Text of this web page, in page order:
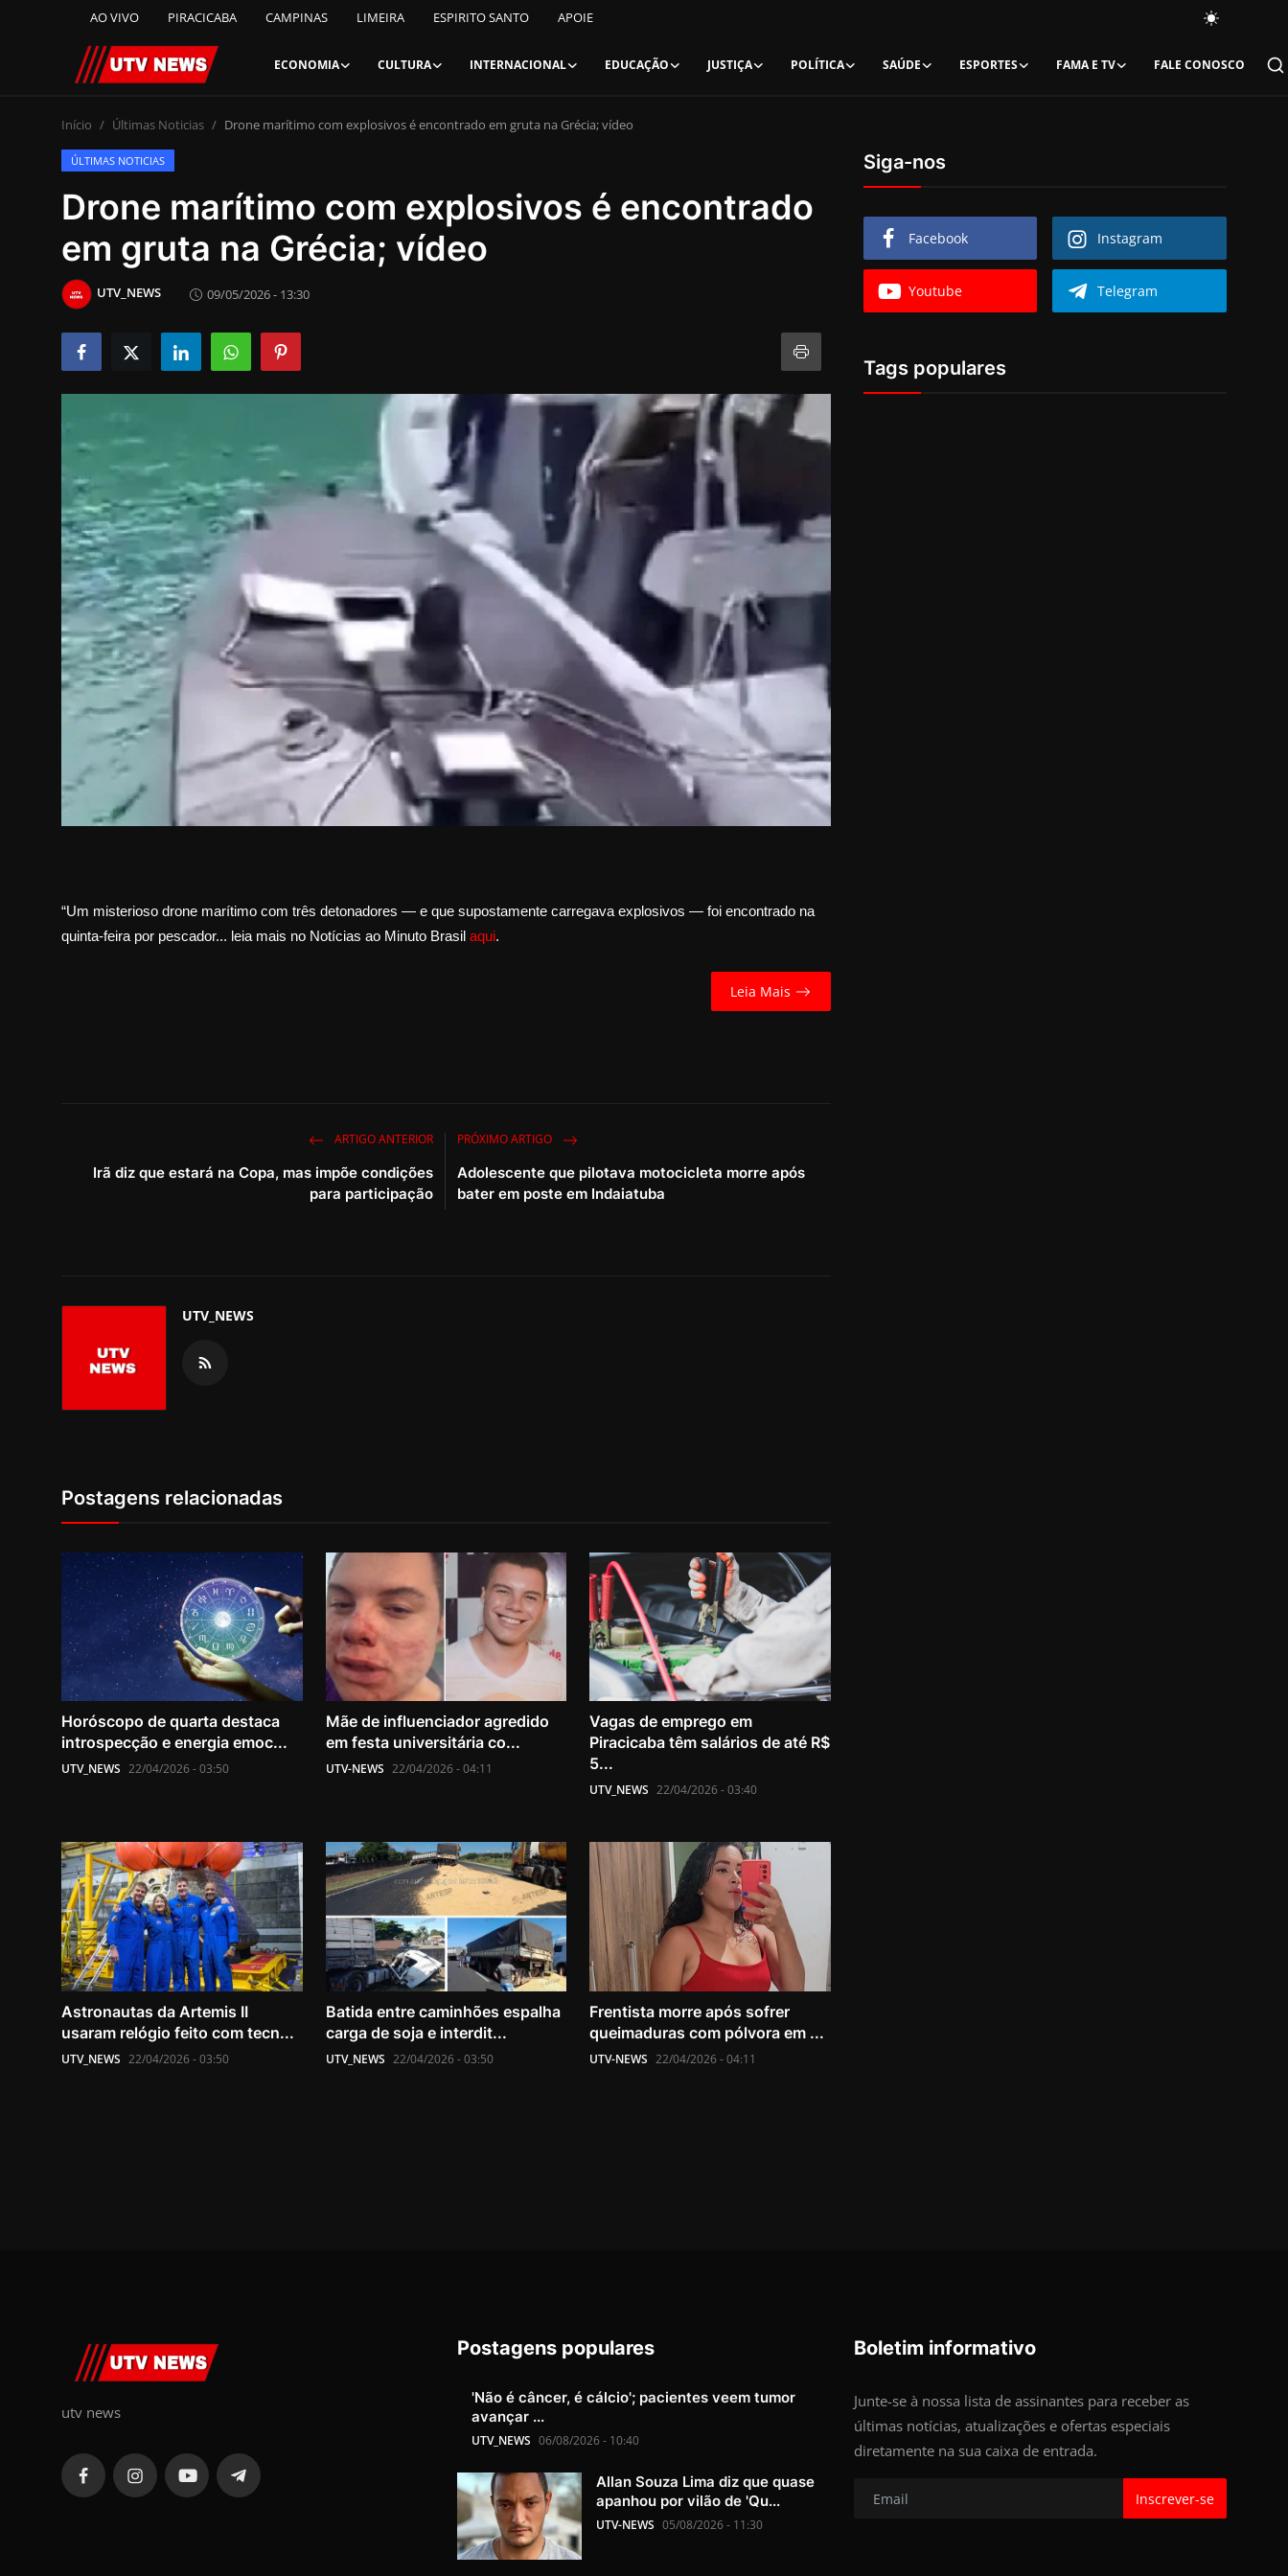
AO VIVO PIRACICABA CAMPINAS LIMEIRA ESPIRITO SANTO APOIE
ECONOMIA CULTURA INTERNACIONAL EDUCAÇÃO JUSTIÇA POLÍTICA SAÚDE ESPORTES FAMA E TV FALE CONOSCO
AO VIVO
PIRACICABA
CAMPINAS
LIMEIRA
ESPIRITO SANTO
Economia
Internacional
Educação
Justiça
Política
Fama e TV
FALE CONOSCO
Início Últimas Noticias Drone marítimo com explosivos é encontrado em gruta na Grécia; vídeo
ÚLTIMAS NOTICIAS
Drone marítimo com explosivos é encontrado
em gruta na Grécia; vídeo
UTV_NEWS 09/05/2026 - 13:30
“Um misterioso drone marítimo com três detonadores — e que supostamente carregava explosivos — foi encontrado na
quinta-feira por pescador... leia mais no Notícias ao Minuto Brasil aqui.
Leia Mais
ARTIGO ANTERIOR
Irã diz que estará na Copa, mas impõe condições
para participação
PRÓXIMO ARTIGO
Adolescente que pilotava motocicleta morre após
bater em poste em Indaiatuba
UTV_NEWS
Postagens relacionadas
Horóscopo de quarta destaca
introspecção e energia emoc...
UTV_NEWS 22/04/2026 - 03:50
Mãe de influenciador agredido
em festa universitária co...
UTV-NEWS 22/04/2026 - 04:11
Vagas de emprego em
Piracicaba têm salários de até R$
5...
UTV_NEWS 22/04/2026 - 03:40
Astronautas da Artemis II
usaram relógio feito com tecn...
UTV_NEWS 22/04/2026 - 03:50
Batida entre caminhões espalha
carga de soja e interdit...
UTV_NEWS 22/04/2026 - 03:50
Frentista morre após sofrer
queimaduras com pólvora em ...
UTV-NEWS 22/04/2026 - 04:11
Siga-nos
Facebook Instagram
Youtube Telegram
Tags populares
utv news
Postagens populares
'Não é câncer, é cálcio'; pacientes veem tumor
avançar ...
UTV_NEWS 06/08/2026 - 10:40
Allan Souza Lima diz que quase
apanhou por vilão de 'Qu...
UTV-NEWS 05/08/2026 - 11:30
Boletim informativo
Junte-se à nossa lista de assinantes para receber as
últimas notícias, atualizações e ofertas especiais
diretamente na sua caixa de entrada.
Inscrever-se